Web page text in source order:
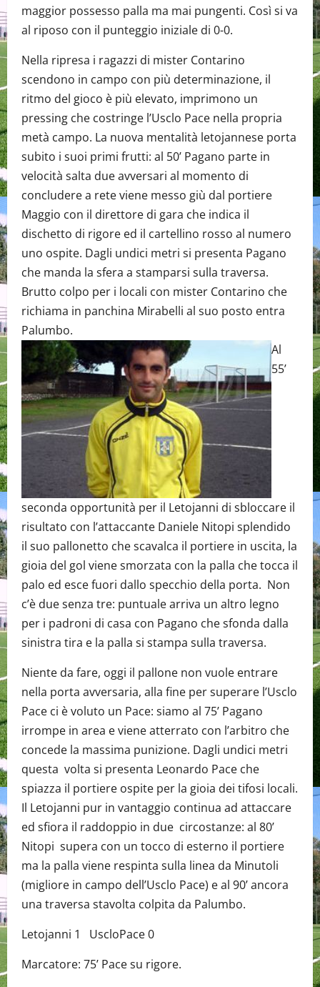
maggior possesso palla ma mai pungenti. Così si va
al riposo con il punteggio iniziale di 0-0.
Nella ripresa i ragazzi di mister Contarino
scendono in campo con più determinazione, il
ritmo del gioco è più elevato, imprimono un
pressing che costringe l’Usclo Pace nella propria
metà campo. La nuova mentalità letojannese porta
subito i suoi primi frutti: al 50’ Pagano parte in
velocità salta due avversari al momento di
concludere a rete viene messo giù dal portiere
Maggio con il direttore di gara che indica il
dischetto di rigore ed il cartellino rosso al numero
uno ospite. Dagli undici metri si presenta Pagano
che manda la sfera a stamparsi sulla traversa.
Brutto colpo per i locali con mister Contarino che
richiama in panchina Mirabelli al suo posto entra
Palumbo.
Al
55’
seconda opportunità per il Letojanni di sbloccare il
risultato con l’attaccante Daniele Nitopi splendido
il suo pallonetto che scavalca il portiere in uscita, la
gioia del gol viene smorzata con la palla che tocca il
palo ed esce fuori dallo specchio della porta. Non
c’è due senza tre: puntuale arriva un altro legno
per i padroni di casa con Pagano che sfonda dalla
sinistra tira e la palla si stampa sulla traversa.
Niente da fare, oggi il pallone non vuole entrare
nella porta avversaria, alla fine per superare l’Usclo
Pace ci è voluto un Pace: siamo al 75’ Pagano
irrompe in area e viene atterrato con l’arbitro che
concede la massima punizione. Dagli undici metri
questa volta si presenta Leonardo Pace che
spiazza il portiere ospite per la gioia dei tifosi locali.
Il Letojanni pur in vantaggio continua ad attaccare
ed sfiora il raddoppio in due circostanze: al 80’
Nitopi supera con un tocco di esterno il portiere
ma la palla viene respinta sulla linea da Minutoli
(migliore in campo dell’Usclo Pace) e al 90’ ancora
una traversa stavolta colpita da Palumbo.
Letojanni 1 UscloPace 0
Marcatore: 75’ Pace su rigore.